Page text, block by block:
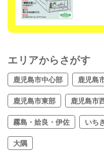
エリアからさがす
鹿児島市中心部 鹿児島
鹿児島市東部 鹿児島市
霧島・姶良・伊佐 いち
大隅